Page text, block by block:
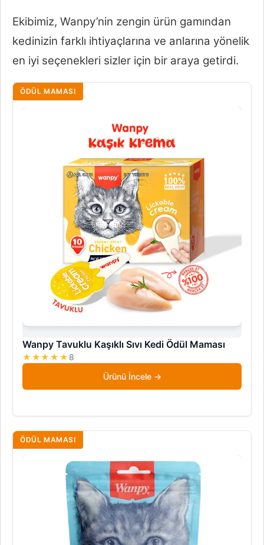
Ekibimiz, Wanpy’nin zengin ürün gamından
kedinizin farklı ihtiyaçlarına ve anlarına yönelik
en iyi seçenekleri sizler için bir araya getirdi.
ÖDÜL MAMASI
Wanpy Tavuklu Kaşıklı Sıvı Kedi Ödül Maması
★★★★★ 8
Ürünü İncele
ÖDÜL MAMASI